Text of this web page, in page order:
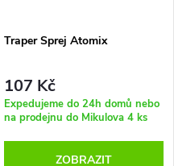
Traper Sprej Atomix
107 Kč
Expedujeme do 24h domů nebo
na prodejnu do Mikulova 4 ks
ZOBRAZIT